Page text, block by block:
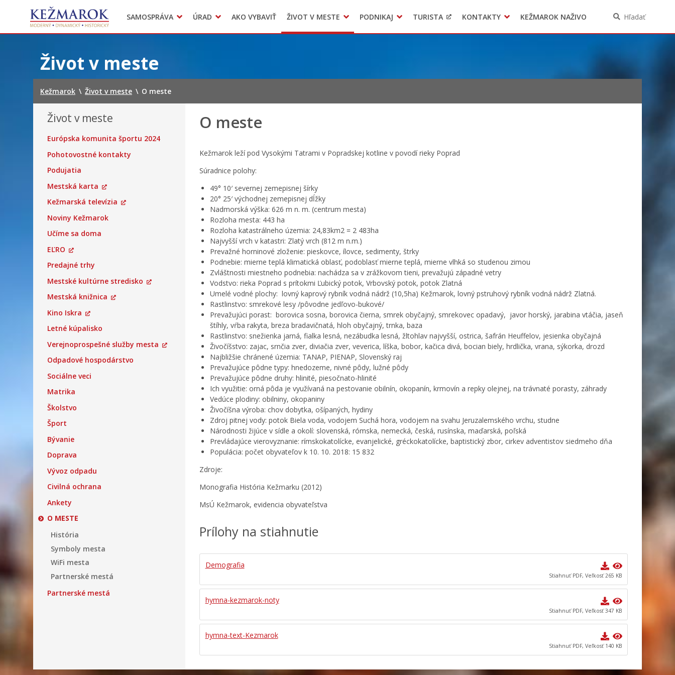
SAMOSPRÁVA
Mestská polícia
Geo informačný systém – Kežmarok
ÚRAD
Sekcie úradu
Oznamovanie podozrení z podvodov
AKO VYBAVIŤ ŽIVOT V MESTE
Triedený zber – NATUR – PACK
PODNIKAJ TURISTA KONTAKTY KEŽMAROK NAŽIVO Hľadať
Život v meste
Kežmarok \ Život v meste \ O meste
Život v meste
Európska komunita športu 2024
Pohotovostné kontakty
Podujatia
Mestská karta
Kežmarská televízia
Noviny Kežmarok
Učíme sa doma
EĽRO
Predajné trhy
Mestské kultúrne stredisko
Mestská knižnica
Kino Iskra
Letné kúpalisko
Verejnoprospešné služby mesta
Odpadové hospodárstvo
Sociálne veci
Matrika
Školstvo
Šport
Bývanie
Doprava
Vývoz odpadu
Civilná ochrana
Ankety
O MESTE
História
Symboly mesta
WiFi mesta
Partnerské mestá
Partnerské mestá
O meste
Kežmarok leží pod Vysokými Tatrami v Popradskej kotline v povodí rieky Poprad
Súradnice polohy:
49° 10′ severnej zemepisnej šírky
20° 25′ východnej zemepisnej dĺžky
Nadmorská výška: 626 m n. m. (centrum mesta)
Rozloha mesta: 443 ha
Rozloha katastrálneho územia: 24,83km2 = 2 483ha
Najvyšší vrch v katastri: Zlatý vrch (812 m n.m.)
Prevažné horninové zloženie: pieskovce, ílovce, sedimenty, štrky
Podnebie: mierne teplá klimatická oblasť, podoblasť mierne teplá, mierne vlhká so studenou zimou
Zvláštnosti miestneho podnebia: nachádza sa v zrážkovom tieni, prevažujú západné vetry
Vodstvo: rieka Poprad s prítokmi Ľubický potok, Vrbovský potok, potok Zlatná
Umelé vodné plochy: lovný kaprový rybník vodná nádrž (10,5ha) Kežmarok, lovný pstruhový rybník vodná nádrž Zlatná.
Rastlinstvo: smrekové lesy /pôvodne jedľovo-bukové/
Prevažujúci porast: borovica sosna, borovica čierna, smrek obyčajný, smrekovec opadavý, javor horský, jarabina vtáčia, jaseň
štíhly, vŕba rakyta, breza bradavičnatá, hloh obyčajný, trnka, baza
Rastlinstvo: snežienka jarná, fialka lesná, nezábudka lesná, žltohlav najvyšší, ostrica, šafrán Heuffelov, jesienka obyčajná
Živočíšstvo: zajac, srnčia zver, diviačia zver, veverica, líška, bobor, kačica divá, bocian biely, hrdlička, vrana, sýkorka, drozd
Najbližšie chránené územia: TANAP, PIENAP, Slovenský raj
Prevažujúce pôdne typy: hnedozeme, nivné pôdy, lužné pôdy
Prevažujúce pôdne druhy: hlinité, piesočnato-hlinité
Ich využitie: orná pôda je využívaná na pestovanie obilnín, okopanín, krmovín a repky olejnej, na trávnaté porasty, záhrady
Vedúce plodiny: obilniny, okopaniny
Živočíšna výroba: chov dobytka, ošípaných, hydiny
Zdroj pitnej vody: potok Biela voda, vodojem Suchá hora, vodojem na svahu Jeruzalemského vrchu, studne
Národnosti žijúce v sídle a okolí: slovenská, rómska, nemecká, česká, rusínska, maďarská, poľská
Prevládajúce vierovyznanie: rímskokatolícke, evanjelické, gréckokatolícke, baptistický zbor, cirkev adventistov siedmeho dňa
Populácia: počet obyvateľov k 10. 10. 2018: 15 832
Zdroje:
Monografia História Kežmarku (2012)
MsÚ Kežmarok, evidencia obyvateľstva
Prílohy na stiahnutie
Demografia
Stiahnuť PDF, Veľkosť 265 KB
hymna-kezmarok-noty
Stiahnuť PDF, Veľkosť 347 KB
hymna-text-Kezmarok
Stiahnuť PDF, Veľkosť 140 KB